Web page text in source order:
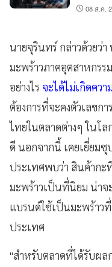
08 ส.ค.
นายจุรินทร์ กล่าวด้วยว่
มะพร้าวภาคอุตสาหกรร
อย่างไร จะได้ไม่เกิดคว
ต้องการที่จะคงตัวเลขก
ไทยในตลาดต่างๆ ในโ
ดี นอกจากนี้ เคยเยี่ยมซุ
ประเทศพบว่า สินค้าก
มะพร้าวเป็นที่นิยม น่าจ
แบรนด์ใช้เป็นมะพร้าว
ประเทศ
"สำหรับตลาดที่ได้รับผ